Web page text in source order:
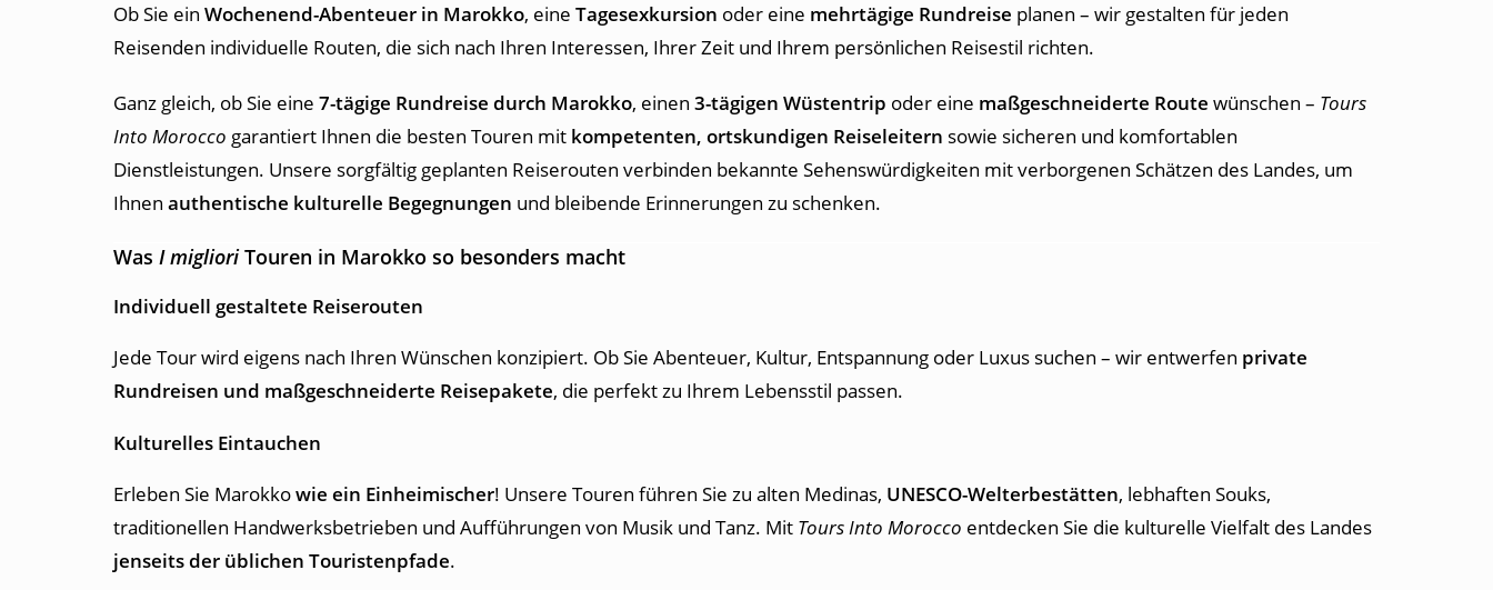
Ob Sie ein Wochenend-Abenteuer in Marokko, eine Tagesexkursion oder eine mehrtägige Rundreise planen – wir gestalten für jeden
Reisenden individuelle Routen, die sich nach Ihren Interessen, Ihrer Zeit und Ihrem persönlichen Reisestil richten.
Ganz gleich, ob Sie eine 7-tägige Rundreise durch Marokko, einen 3-tägigen Wüstentrip oder eine maßgeschneiderte Route wünschen – Tours
Into Morocco garantiert Ihnen die besten Touren mit kompetenten, ortskundigen Reiseleitern sowie sicheren und komfortablen
Dienstleistungen. Unsere sorgfältig geplanten Reiserouten verbinden bekannte Sehenswürdigkeiten mit verborgenen Schätzen des Landes, um
Ihnen authentische kulturelle Begegnungen und bleibende Erinnerungen zu schenken.
Was I miglioriTouren in Marokko so besonders macht
Individuell gestaltete Reiserouten
Jede Tour wird eigens nach Ihren Wünschen konzipiert. Ob Sie Abenteuer, Kultur, Entspannung oder Luxus suchen – wir entwerfen private
Rundreisen und maßgeschneiderte Reisepakete, die perfekt zu Ihrem Lebensstil passen.
Kulturelles Eintauchen
Erleben Sie Marokkowie ein Einheimischer! Unsere Touren führen Sie zu alten Medinas, UNESCO-Welterbestätten, lebhaften Souks,
traditionellen Handwerksbetrieben und Aufführungen von Musik und Tanz. Mit Tours Into Morocco entdecken Sie die kulturelle Vielfalt des Landes
jenseits der üblichen Touristenpfade.